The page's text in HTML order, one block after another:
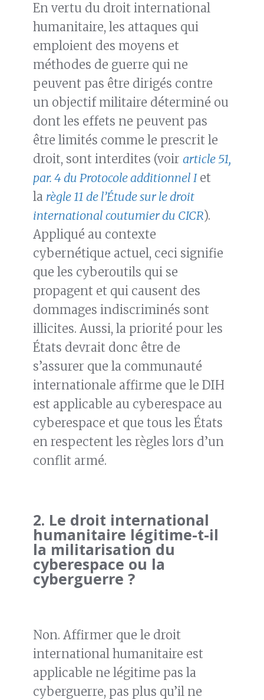
En vertu du droit international
humanitaire, les attaques qui
emploient des moyens et
méthodes de guerre qui ne
peuvent pas être dirigés contre
un objectif militaire déterminé ou
dont les effets ne peuvent pas
être limités comme le prescrit le
droit, sont interdites (voir article 51,
par. 4 du Protocole additionnel Iet
la règle 11 de l’Étude sur le droit
international coutumier du CICR).
Appliqué au contexte
cybernétique actuel, ceci signifie
que les cyberoutils qui se
propagent et qui causent des
dommages indiscriminés sont
illicites. Aussi, la priorité pour les
États devrait donc être de
s’assurer que la communauté
internationale affirme que le DIH
est applicable au cyberespace au
cyberespace et que tous les États
en respectent les règles lors d’un
conflit armé.
2. Le droit international
humanitaire légitime-t-il
la militarisation du
cyberespace ou la
cyberguerre ?
Non. Affirmer que le droit
international humanitaire est
applicable ne légitime pas la
cyberguerre, pas plus qu’il ne